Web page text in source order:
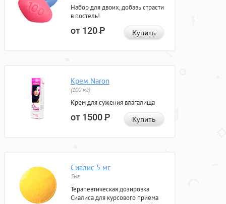
Набор для двоих, добавь страсти
в постель!
от 120Р Купить
Крем Naron
(100 мг)
Крем для сужения влагалища
от 1500Р Купить
Сиалис 5 мг
5мг
Терапевтическая дозировка
Сиалиса для курсового приема